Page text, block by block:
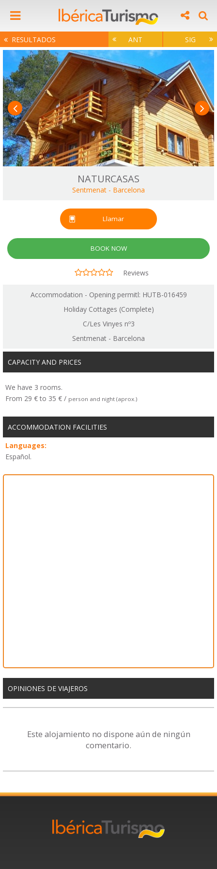
RESULTADOS ANT SIG
NATURCASAS
Sentmenat - Barcelona
Llamar
BOOK NOW
Reviews
Accommodation - Opening permitl: HUTB-016459
Holiday Cottages (Complete)
C/Les Vinyes nº3
Sentmenat - Barcelona
CAPACITY AND PRICES
We have 3 rooms.
From 29 € to 35 € / person and night (aprox.)
ACCOMMODATION FACILITIES
Languages:
Español.
OPINIONES DE VIAJEROS
Este alojamiento no dispone aún de ningún
comentario.